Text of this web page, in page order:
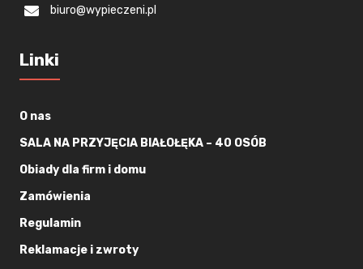
biuro@wypieczeni.pl
Linki
O nas
SALA NA PRZYJĘCIA BIAŁOŁĘKA – 40 OSÓB
Obiady dla firm i domu
Zamówienia
Regulamin
Reklamacje i zwroty